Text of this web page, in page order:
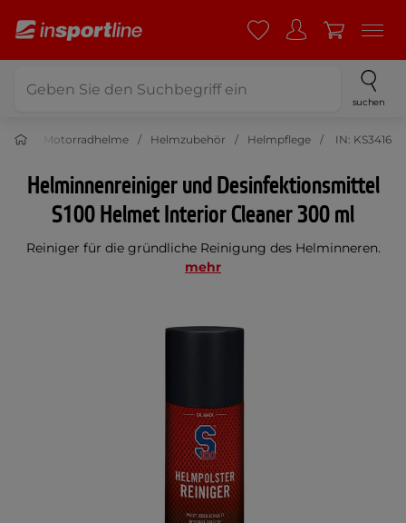
suchen
Motorradhelme Helmzubehör Helmpflege IN: KS3416
Helminnenreiniger und Desinfektionsmittel
S100 Helmet Interior Cleaner 300 ml
Reiniger für die gründliche Reinigung des Helminneren.
mehr